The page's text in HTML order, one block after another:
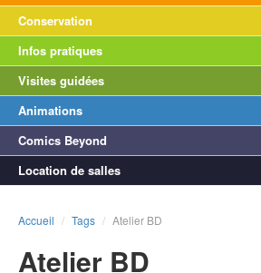
Conservation
Infos pratiques
Visites guidées
Animations
Comics Beyond
Location de salles
Accueil / Tags / Atelier BD
Atelier BD